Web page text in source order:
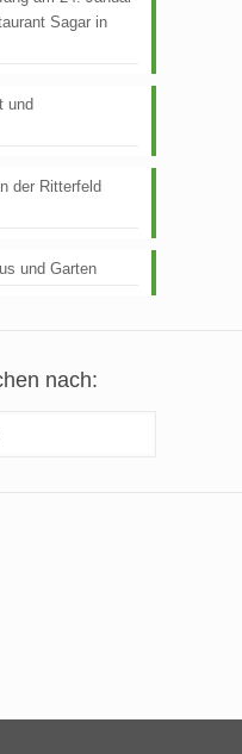
Sagar in
und
der Ritterfeld
und Garten
nach: